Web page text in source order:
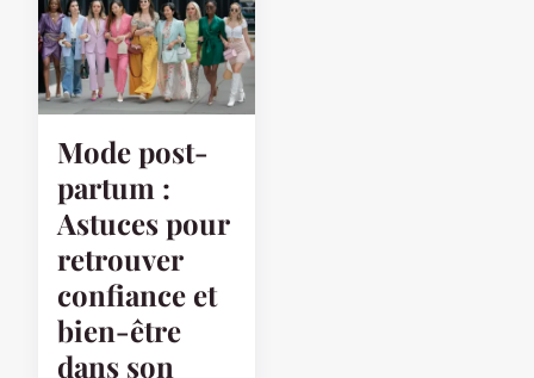
Mode post-
partum :
Astuces pour
retrouver
confiance et
bien-être
dans son